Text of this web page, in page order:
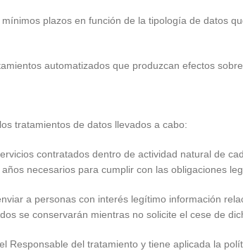
plazos en función de la tipología de datos
automatizados que produzcan efectos
tratamientos de datos llevados a cabo:
contratados dentro de actividad natural de
necesarios para cumplir con las obligaciones
a personas con interés legítimo información
se conservarán mientras no solicite el cese de
Responsable del tratamiento y tiene aplicada la